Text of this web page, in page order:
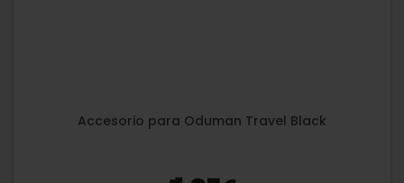
Accesorio para Oduman Travel Black